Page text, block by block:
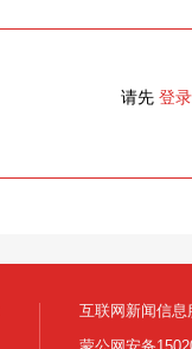
请先 登录
互联网新闻信息